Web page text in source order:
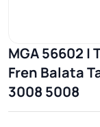
MGA 56602 |
Fren Balata
3008 5008